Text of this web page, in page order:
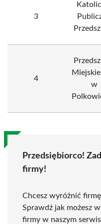
3
4
w
Przedsiębiorco!
firmy!
Chcesz wyróżnić
Sprawdź jak możesz
firmy w naszym